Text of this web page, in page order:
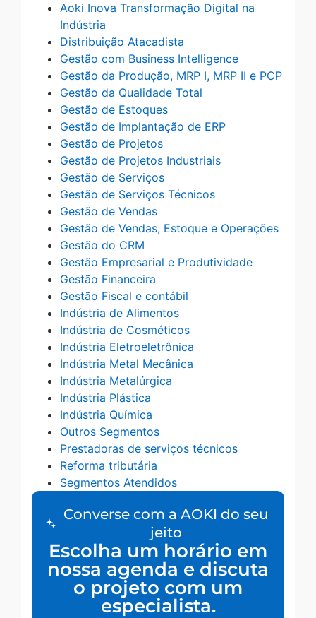
Aoki Inova Transformação Digital na
Indústria
Distribuição Atacadista
Gestão com Business Intelligence
Gestão da Produção, MRP I, MRP II e PCP
Gestão da Qualidade Total
Gestão de Estoques
Gestão de Implantação de ERP
Gestão de Projetos
Gestão de Projetos Industriais
Gestão de Serviços
Gestão de Serviços Técnicos
Gestão de Vendas
Gestão de Vendas, Estoque e Operações
Gestão do CRM
Gestão Empresarial e Produtividade
Gestão Financeira
Gestão Fiscal e contábil
Indústria de Alimentos
Indústria de Cosméticos
Indústria Eletroeletrônica
Indústria Metal Mecânica
Indústria Metalúrgica
Indústria Plástica
Indústria Química
Outros Segmentos
Prestadoras de serviços técnicos
Reforma tributária
Segmentos Atendidos
Converse com a AOKI do seu
jeito
Escolha um horário em
nossa agenda e discuta
o projeto com um
especialista.